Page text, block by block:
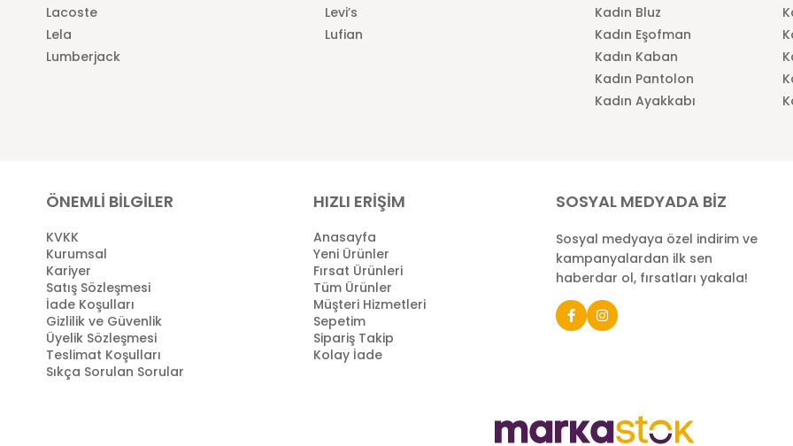
Lacoste
Levi’s
Lela
Lufian
Lumberjack
Kadın Bluz
Kadın Eşofman
Kadın Kaban
Kadın Pantolon
Kadın Ayakkabı
ÖNEMLİ BİLGİLER
KVKK
Kurumsal
Kariyer
Satış Sözleşmesi
İade Koşulları
Gizlilik ve Güvenlik
Üyelik Sözleşmesi
Teslimat Koşulları
Sıkça Sorulan Sorular
HIZLI ERİŞİM
Anasayfa
Yeni Ürünler
Fırsat Ürünleri
Tüm Ürünler
Müşteri Hizmetleri
Sepetim
Sipariş Takip
Kolay İade
SOSYAL MEDYADA BİZ
Sosyal medyaya özel indirim ve
kampanyalardan ilk sen
haberdar ol, fırsatları yakala!